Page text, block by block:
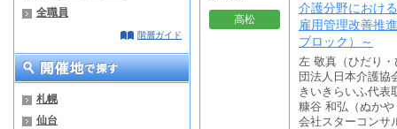
全職員
階層ガイド
札幌
仙台
高松
介護分野におけ
雇用管理改善推
ブロック）～
左 敬真（ひだり
団法人日本介護協
きいきらいふ代表
糠谷 和弘（ぬか
会社スターコンサ